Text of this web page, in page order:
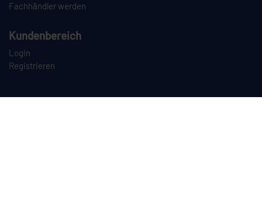
Fachhändler werden
Kundenbereich
Login
Registrieren